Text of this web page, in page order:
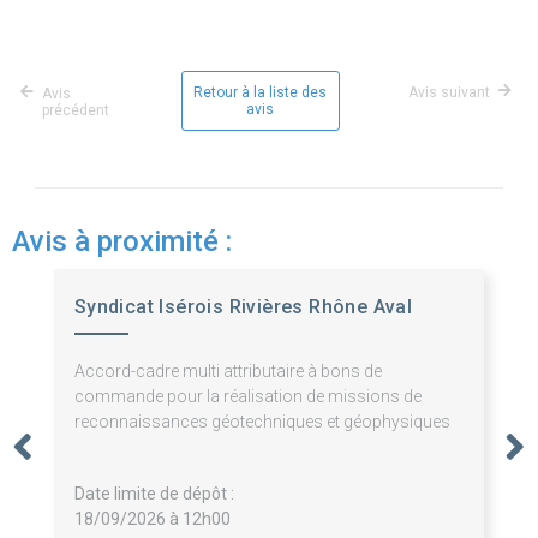
Avis
précédent
Retour à la liste des
avis
Avis suivant
Avis à proximité :
Syndicat Isérois Rivières Rhône Aval
Accord-cadre multi attributaire à bons de
commande pour la réalisation de missions de
reconnaissances géotechniques et géophysiques
Date limite de dépôt :
18/09/2026 à 12h00